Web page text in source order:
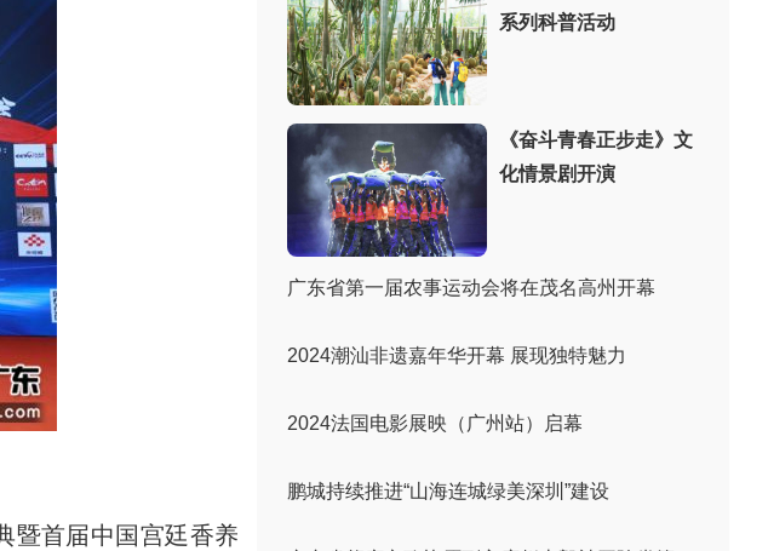
首届中国宫廷香养
系列科普活动
《奋斗青春正步走》文
化情景剧开演
广东省第一届农事运动会将在茂名高州开幕
2024潮汕非遗嘉年华开幕 展现独特魅力
2024法国电影展映（广州站）启幕
鹏城持续推进“山海连城绿美深圳”建设